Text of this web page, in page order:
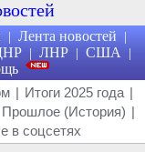
| Лента новостей |
| ЛНР | США |
| Итоги 2025 года |
Прошлое (История) |
в соцсетях